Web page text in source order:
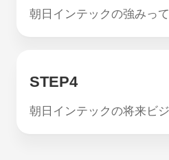
朝日インテックの強みっ
STEP4
朝日インテックの将来ビ